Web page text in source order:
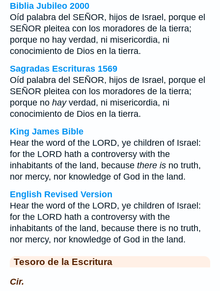
Biblia Jubileo 2000
Oíd palabra del SEÑOR, hijos de Israel, porque el
SEÑOR pleitea con los moradores de la tierra;
porque no hay verdad, ni misericordia, ni
conocimiento de Dios en la tierra.
Sagradas Escrituras 1569
Oíd palabra del SEÑOR, hijos de Israel, porque el
SEÑOR pleitea con los moradores de la tierra;
porque no hayverdad, ni misericordia, ni
conocimiento de Dios en la tierra.
King James Bible
Hear the word of the LORD, ye children of Israel:
for the LORD hath a controversy with the
inhabitants of the land, because there is no truth,
nor mercy, nor knowledge of God in the land.
English Revised Version
Hear the word of the LORD, ye children of Israel:
for the LORD hath a controversy with the
inhabitants of the land, because there is no truth,
nor mercy, nor knowledge of God in the land.
Tesoro de la Escritura
Cir.